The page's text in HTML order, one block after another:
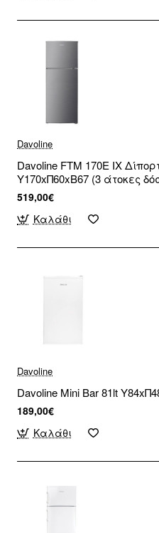
Davoline
Davoline FTM 170E IX
Υ170xΠ60xΒ67 (3 άτοκες
519,00€
Καλάθι
Davoline
Davoline Mini Bar 81lt
189,00€
Καλάθι